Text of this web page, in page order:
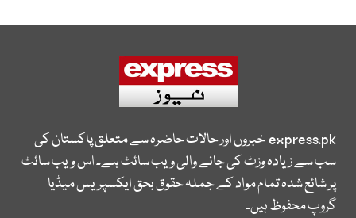
express.pkخبروں اور حالات حاضرہ سے متعلق پاکستان کی
سب سے زیادہ وزٹ کی جانے والی ویب سائٹ ہے۔ اس ویب سائٹ
پر شائع شدہ تمام مواد کے جملہ حقوق بحق ایکسپریس میڈیا
گروپ محفوظ ہیں۔